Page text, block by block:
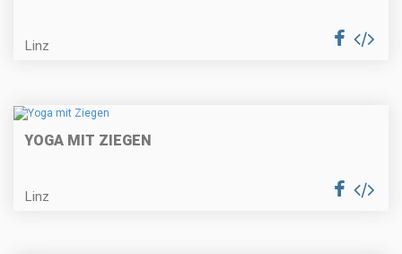
Linz
YOGA MIT ZIEGEN
Linz